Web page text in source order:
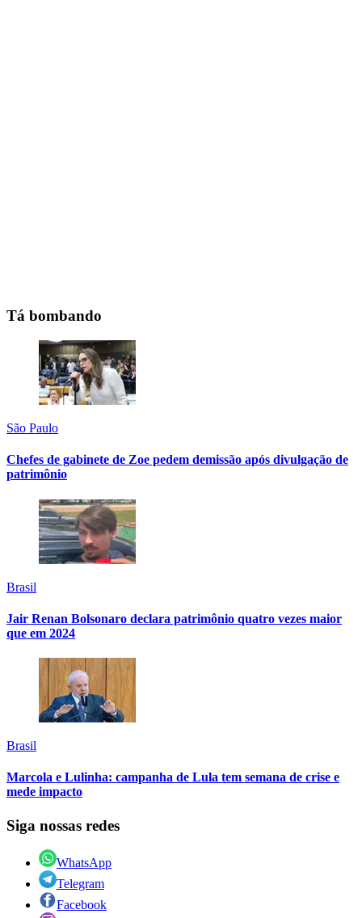
Tá bombando
São Paulo
Chefes de gabinete de Zoe pedem demissão após divulgação de
patrimônio
Brasil
Jair Renan Bolsonaro declara patrimônio quatro vezes maior
que em 2024
Brasil
Marcola e Lulinha: campanha de Lula tem semana de crise e
mede impacto
Siga nossas redes
WhatsApp
Telegram
Facebook